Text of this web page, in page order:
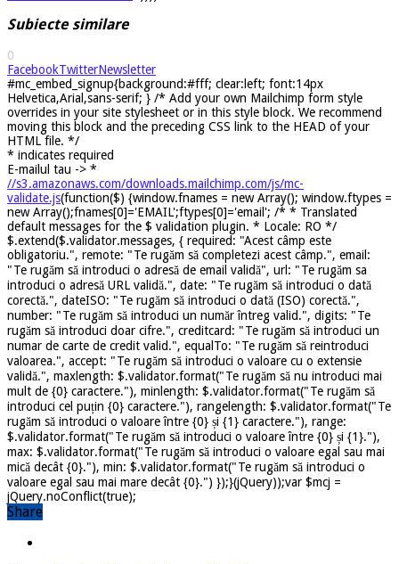
Subiecte similare
0
FacebookTwitterNewsletter
#mc_embed_signup{background:#fff; clear:left; font:14px
Helvetica,Arial,sans-serif; } /* Add your own Mailchimp form style
overrides in your site stylesheet or in this style block. We recommend
moving this block and the preceding CSS link to the HEAD of your
HTML file. */
* indicates required
E-mailul tau -> *
//s3.amazonaws.com/downloads.mailchimp.com/js/mc-
validate.js(function($) {window.fnames = new Array(); window.ftypes =
new Array();fnames[0]='EMAIL';ftypes[0]='email'; /* * Translated
default messages for the $ validation plugin. * Locale: RO */
$.extend($.validator.messages, { required: "Acest câmp este
obligatoriu.", remote: "Te rugăm să completezi acest câmp.", email:
"Te rugăm să introduci o adresă de email validă", url: "Te rugăm sa
introduci o adresă URL validă.", date: "Te rugăm să introduci o dată
corectă.", dateISO: "Te rugăm să introduci o dată (ISO) corectă.",
number: "Te rugăm să introduci un număr întreg valid.", digits: "Te
rugăm să introduci doar cifre.", creditcard: "Te rugăm să introduci un
numar de carte de credit valid.", equalTo: "Te rugăm să reintroduci
valoarea.", accept: "Te rugăm să introduci o valoare cu o extensie
validă.", maxlength: $.validator.format("Te rugăm să nu introduci mai
mult de {0} caractere."), minlength: $.validator.format("Te rugăm să
introduci cel puțin {0} caractere."), rangelength: $.validator.format("Te
rugăm să introduci o valoare între {0} și {1} caractere."), range:
$.validator.format("Te rugăm să introduci o valoare între {0} și {1}."),
max: $.validator.format("Te rugăm să introduci o valoare egal sau mai
mică decât {0}."), min: $.validator.format("Te rugăm să introduci o
valoare egal sau mai mare decât {0}.") });}(jQuery));var $mcj =
jQuery.noConflict(true);
Share